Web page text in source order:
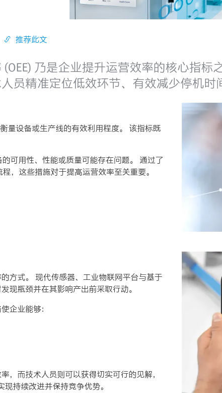
推荐此文
乃是企业提升运营效率的核心指标
员精准定位低效环节、有效减少停机时
量设备或生产线的有效利用程度。 该指标既
可用性、性能或质量可能存在问题。 通过了
，这些措施对于提高运营效率至关重要。
方式。 现代传感器、工业物联网平台与基于
现瓶颈并在其影响产出前采取行动。
企业能够：
，而技术人员则可以获得切实可行的见解，
持续改进并保持竞争优势。